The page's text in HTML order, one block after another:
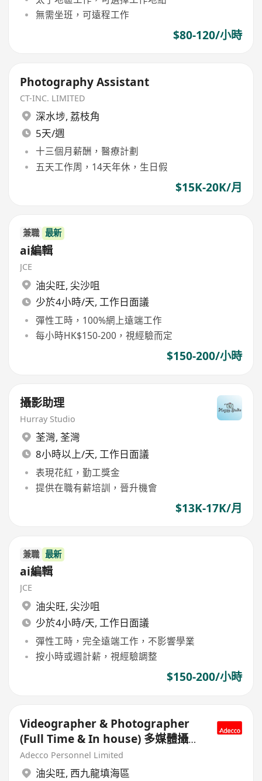
無需坐班，可遠程工作
$80-120/小時
Photography Assistant
CT-INC. LIMITED
深水埗, 荔枝角
5天/週
十三個月薪酬，醫療計劃
五天工作周，14天年休，生日假
$15K-20K/月
兼職 最新
ai編輯
JCE
油尖旺, 尖沙咀
少於4小時/天, 工作日面議
彈性工時，100%網上遠端工作
每小時HK$150-200，視經驗而定
$150-200/小時
攝影助理
Hurray Studio
荃灣, 荃灣
8小時以上/天, 工作日面議
表現花紅，勤工獎金
提供在職有薪培訓，晉升機會
$13K-17K/月
兼職 最新
ai編輯
JCE
油尖旺, 尖沙咀
少於4小時/天, 工作日面議
彈性工時，完全遠端工作，不影響學業
按小時或週計薪，視經驗調整
$150-200/小時
Videographer & Photographer
(Full Time & In house) 多媒體攝影
師
Adecco Personnel Limited
油尖旺, 西九龍填海區